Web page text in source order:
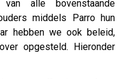
alle bovenstaande
middels Parro hun
hebben we ook beleid,
opgesteld. Hieronder